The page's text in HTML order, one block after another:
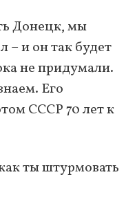
Донецк, мы
– и он так будет
не придумали.
Его
СССР 70 лет к
ты штурмовать